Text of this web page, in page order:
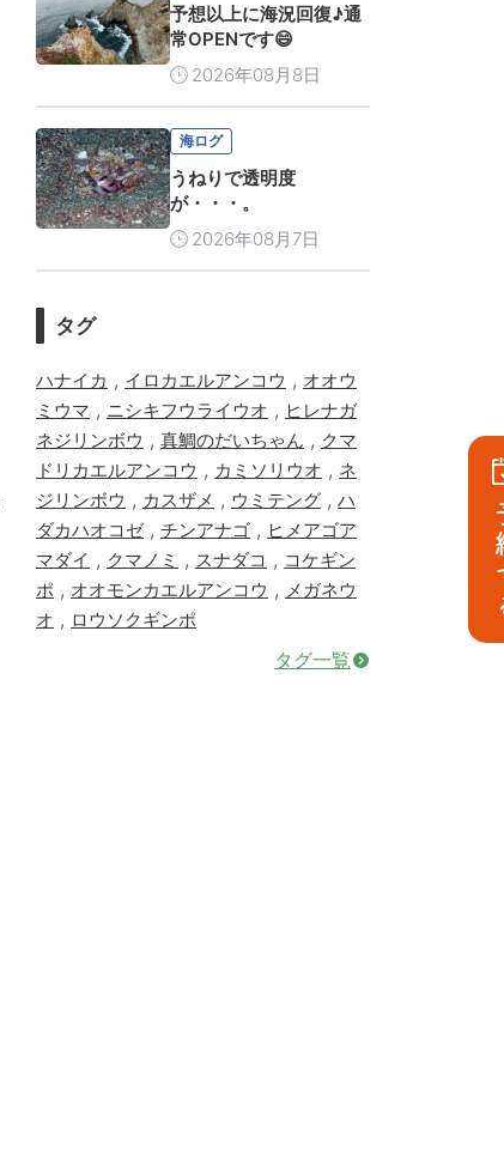
予想以上に海況回復♪通
常OPENです😄
2026年08月8日
海ログ
うねりで透明度
が・・・。
2026年08月7日
タグ
ハナイカ , イロカエルアンコウ , オオウ
ミウマ , ニシキフウライウオ , ヒレナガ
ネジリンボウ , 真鯛のだいちゃん , クマ
ドリカエルアンコウ , カミソリウオ , ネ
ジリンボウ , カスザメ , ウミテング , ハ
ダカハオコゼ, チンアナゴ , ヒメアゴア
マダイ , クマノミ , スナダコ , コケギン
ポ , オオモンカエルアンコウ , メガネウ
オ , ロウソクギンポ
タグ一覧